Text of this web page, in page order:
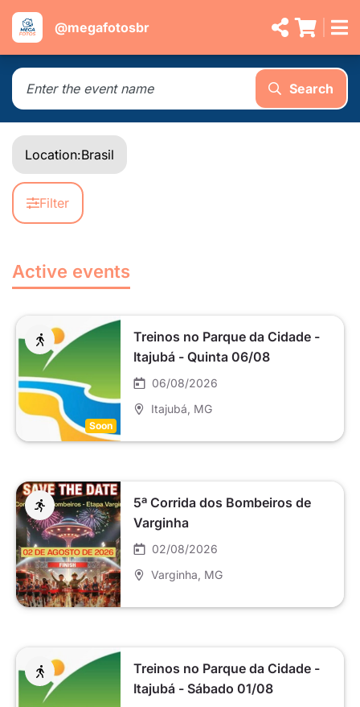
@megafotosbr
Search
Location:Brasil
Filter
Active events
Soon
Treinos no Parque da Cidade -
Itajubá - Quinta 06/08
06/08/2026
Itajubá , MG
5ª Corrida dos Bombeiros de
Varginha
02/08/2026
Varginha , MG
Treinos no Parque da Cidade -
Itajubá - Sábado 01/08